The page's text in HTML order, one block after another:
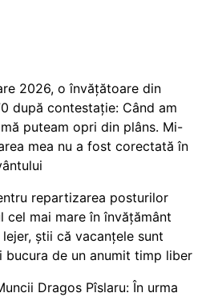
2026, o învățătoare din
după contestație: Când am
puteam opri din plâns. Mi-
mea nu a fost corectată în
repartizarea posturilor
cel mai mare în învățământ
știi că vacanțele sunt
de un anumit timp liber
Dragos Pîslaru: În urma